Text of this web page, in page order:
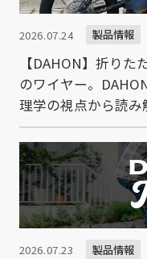
2026.07.24 製品情報
【DAHON】折り
のワイヤー。
理学の視点から読み
2026.07.23 製品情報